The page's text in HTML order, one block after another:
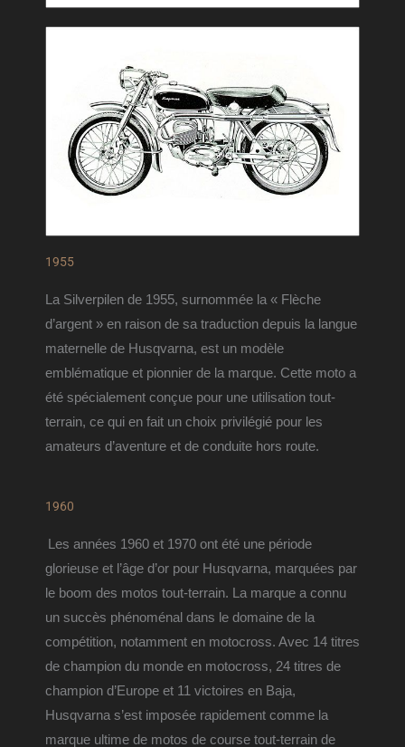
1955
La Silverpilen de 1955, surnommée la « Flèche
d’argent » en raison de sa traduction depuis la langue
maternelle de Husqvarna, est un modèle
emblématique et pionnier de la marque. Cette moto a
été spécialement conçue pour une utilisation tout-
terrain, ce qui en fait un choix privilégié pour les
amateurs d’aventure et de conduite hors route.
1960
Les années 1960 et 1970 ont été une période
glorieuse et l’âge d’or pour Husqvarna, marquées par
le boom des motos tout-terrain. La marque a connu
un succès phénoménal dans le domaine de la
compétition, notamment en motocross. Avec 14 titres
de champion du monde en motocross, 24 titres de
champion d’Europe et 11 victoires en Baja,
Husqvarna s’est imposée rapidement comme la
marque ultime de motos de course tout-terrain de